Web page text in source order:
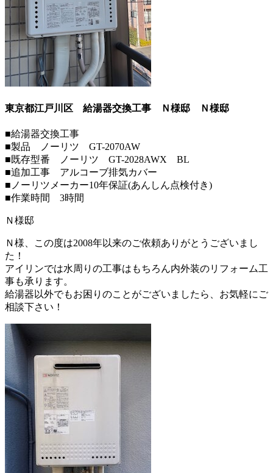
東京都江戸川区 給湯器交換工事 Ｎ様邸 Ｎ様邸
■給湯器交換工事
■製品 ノーリツ GT-2070AW
■既存型番 ノーリツ GT-2028AWX BL
■追加工事 アルコーブ排気カバー
■ノーリツメーカー10年保証(あんしん点検付き)
■作業時間 3時間
Ｎ様邸
Ｎ様、この度は2008年以来のご依頼ありがとうございまし
た！
アイリンでは水周りの工事はもちろん内外装のリフォーム工
事も承ります。
給湯器以外でもお困りのことがございましたら、お気軽にご
相談下さい！